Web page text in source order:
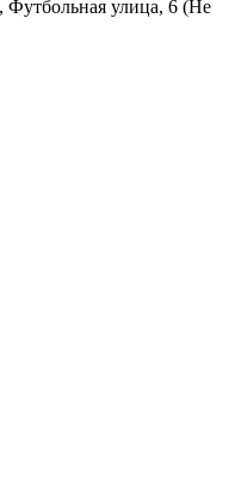
Футбольная улица, 6 (Не